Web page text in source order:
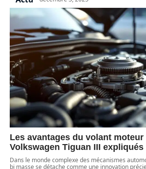
Les avantages du volant
Volkswagen Tiguan III expliqués
Dans le monde complexe des mécanismes
bi masse se détache comme une innovation